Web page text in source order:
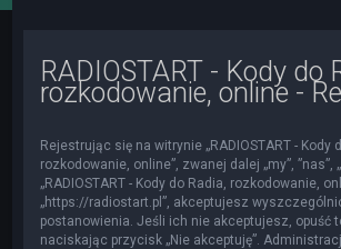
RADIOSTART - Kody do
rozkodowanie, online -
Rejestrując się na witrynie „RADIOSTART - Kody
rozkodowanie, online”, zwanej dalej „my”, ”nas”,
„RADIOSTART - Kody do Radia, rozkodowanie,
„https://radiostart.pl”, akceptujesz
postanowienia. Jeśli ich nie akceptujesz, opuść
naciskając przycisk „Nie akceptuję”.